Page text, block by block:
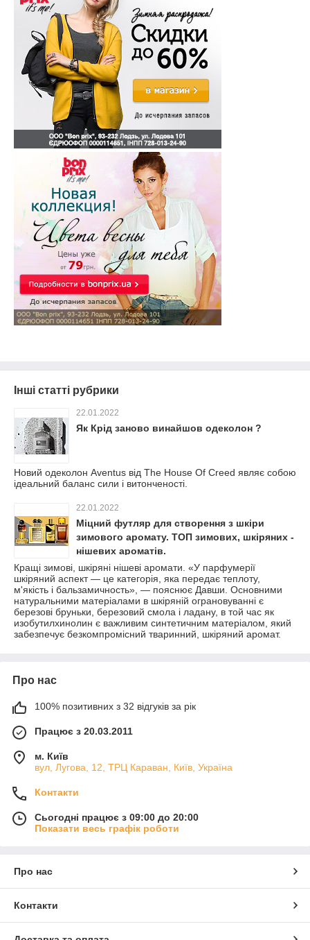
Інші статті рубрики
22.01.2022
Як Крід заново винайшов одеколон ?
Новий одеколон Aventus від The House Of Creed являє собою
ідеальний баланс сили і витонченості.
22.01.2022
Міцний футляр для створення з шкіри
зимового аромату. ТОП зимових, шкіряних -
нішевих ароматів.
Кращі зимові, шкіряні нішеві аромати. «У парфумерії
шкіряний аспект — це категорія, яка передає теплоту,
м'якість і бальзамичность», — пояснює Давши. Основними
натуральними матеріалами в шкіряній ограновуванні є
березові бруньки, березовий смола і ладану, в той час як
изобутилхинолин є важливим синтетичним матеріалом, який
забезпечує безкомпромісний тваринний, шкіряний аромат.
Про нас
100% позитивних з 32 відгуків за рік
Працює з 20.03.2011
м. Київ
вул, Лугова, 12, ТРЦ Караван, Київ, Україна
Контакти
Сьогодні працює з 09:00 до 20:00
Показати весь графік роботи
Про нас
Контакти